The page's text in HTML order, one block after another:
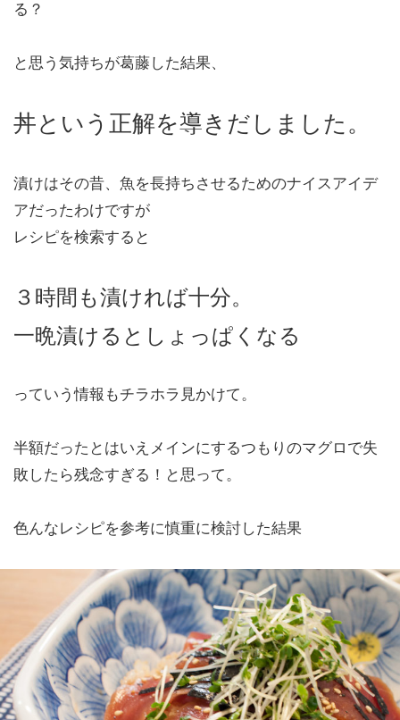
る？
と思う気持ちが葛藤した結果、
丼という正解を導きだしました。
漬けはその昔、魚を長持ちさせるためのナイスアイデ
アだったわけですが
レシピを検索すると
３時間も漬ければ十分。
一晩漬けるとしょっぱくなる
っていう情報もチラホラ見かけて。
半額だったとはいえメインにするつもりのマグロで失
敗したら残念すぎる！と思って。
色んなレシピを参考に慎重に検討した結果